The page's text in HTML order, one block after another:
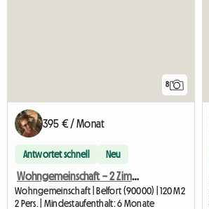
8
395 € / Monat
Antwortet schnell Neu
Wohngemeinschaft – 2 Zimmer verfügbar ab Oktober
Wohngemeinschaft | Belfort (90000) | 120 M2
2 Pers. | Mindestaufenthalt: 6 Monate